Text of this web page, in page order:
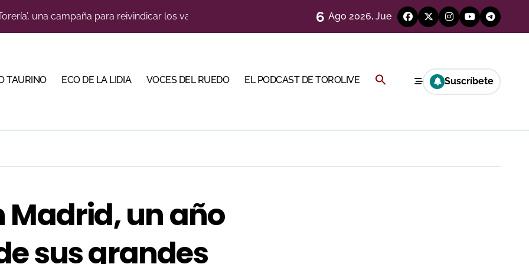
Valentín Rivas
Puertas Grandes de Madrid en una feria de alto nivel
a Madrid en busca del premio que se le escapó en junio
corrida de gran trapío para la despedida de Víctor Puerto en Ciudad Real (Vídeo)
6 Ago 2026, Jue
TAURINO ECO DE LA LIDIA VOCES DEL RUEDO EL PODCAST DE TOROLIVE Buscar: Suscríbete
Madrid, un año
sus grandes